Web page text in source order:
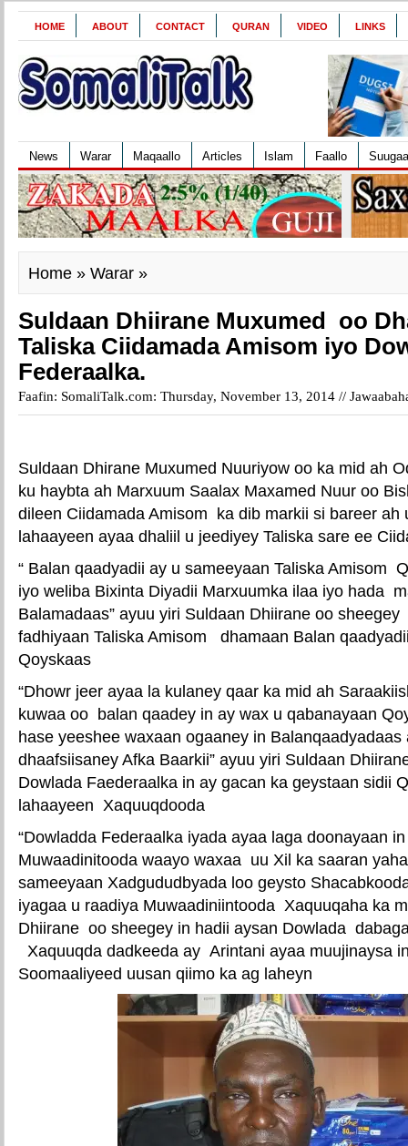
HOME ABOUT CONTACT QURAN VIDEO LINKS
News Warar Maqaallo Articles Islam Faallo
Home » Warar »
Suldaan Dhiirane Muxumed oo
Taliska Ciidamada Amisom iyo
Federaalka.
Faafin: SomaliTalk.com: Thursday, November 13, 2014 //
Suldaan Dhirane Muxumed Nuuriyow oo ka mid ah
ku haybta ah Marxuum Saalax Maxamed Nuur oo
dileen Ciidamada Amisom ka dib markii si bareer ah
lahaayeen ayaa dhaliil u jeediyey Taliska sare ee
“ Balan qaadyadii ay u sameeyaan Taliska Amisom
iyo weliba Bixinta Diyadii Marxuumka ilaa iyo hada
Balamadaas” ayuu yiri Suldaan Dhiirane oo
fadhiyaan Taliska Amisom dhamaan Balan
Qoyskaas
“Dhowr jeer ayaa la kulaney qaar ka mid ah
kuwaa oo balan qaadey in ay wax u qabanayaan
hase yeeshee waxaan ogaaney in
dhaafsiisaney Afka Baarkii” ayuu yiri Suldaan
Dowlada Faederaalka in ay gacan ka geystaan sidii
lahaayeen Xaquuqdooda
“Dowladda Federaalka iyada ayaa laga doonayaan
Muwaadinitooda waayo waxaa uu Xil ka saaran
sameeyaan Xadgududbyada loo geysto
iyagaa u raadiya Muwaadiniintooda Xaquuqaha ka
Dhiirane oo sheegey in hadii aysan Dowlada
Xaquuqda dadkeeda ay Arintani ayaa muujinaysa
Soomaaliyeed uusan qiimo ka ag laheyn